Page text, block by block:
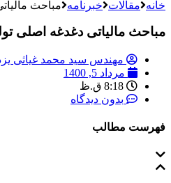
خانه مقالات خبرنامه مباحث
مباحث مالیاتی دغدغه اصلی
مهندس سید محمد غیاثی
مرداد 5, 1400
8:18 ق.ظ
بدون دیدگاه
فهرست مطالب